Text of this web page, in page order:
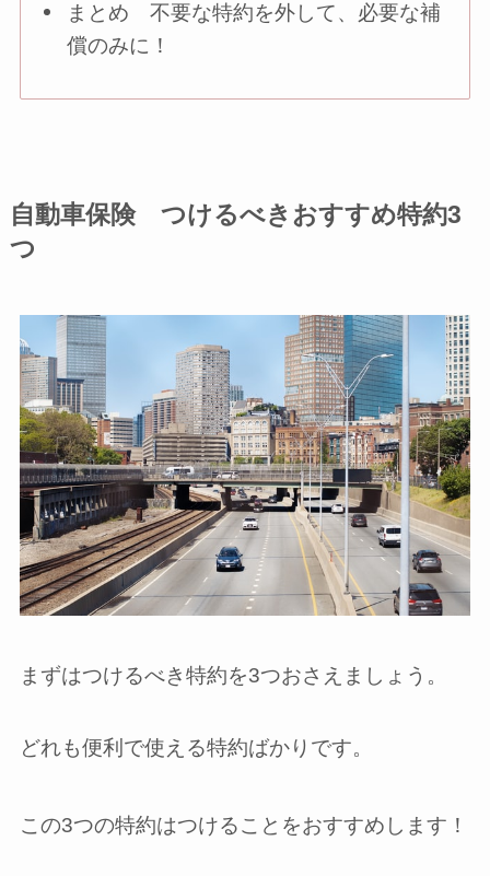
まとめ 不要な特約を外して、必要な補
償のみに！
自動車保険 つけるべきおすすめ特約3
つ
まずはつけるべき特約を3つおさえましょう。
どれも便利で使える特約ばかりです。
この3つの特約はつけることをおすすめします！